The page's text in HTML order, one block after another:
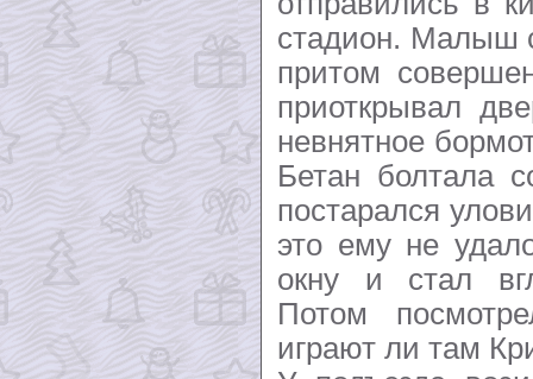
стадион. Малыш
притом
приоткрывал
невнятное
Бетан болтала
постарался
это ему не
окну и стал
Потом
играют ли там